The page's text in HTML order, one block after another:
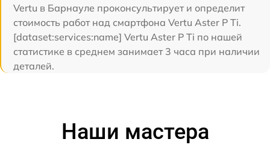
Vertu в Барнауле проконсультирует и определит
стоимость работ над смартфона Vertu Aster P Ti.
[dataset:services:name] Vertu Aster P Ti по нашей
статистике в среднем занимает 3 часа при наличии
деталей.
Наши мастера